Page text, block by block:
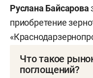
Руслана Байсарова
приобретение
Что такое
поглощений?